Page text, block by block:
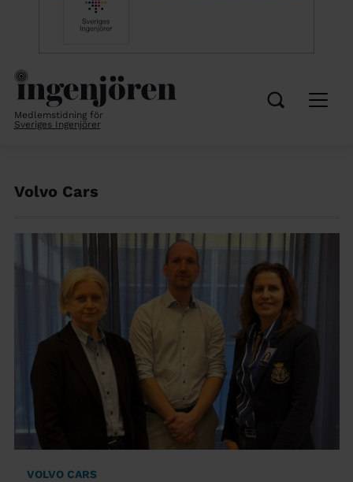
Medlemstidning för
Sveriges Ingenjörer
Volvo Cars
VOLVO CARS